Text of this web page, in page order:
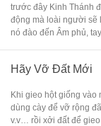
trước đây Kinh Thánh
động mà loài người sẽ
nó đào đến Âm phủ,
Hãy Vỡ Đất Mới
Khi gieo hột giống
dùng cày để vỡ rộng
v.v… rồi xởi đất để